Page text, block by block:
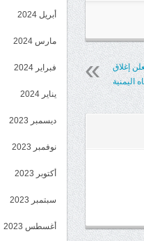
إغلاق
اليمنية
أبريل 2024
مارس 2024
فبراير 2024
يناير 2024
ديسمبر 2023
نوفمبر 2023
أكتوبر 2023
سبتمبر 2023
أغسطس 2023